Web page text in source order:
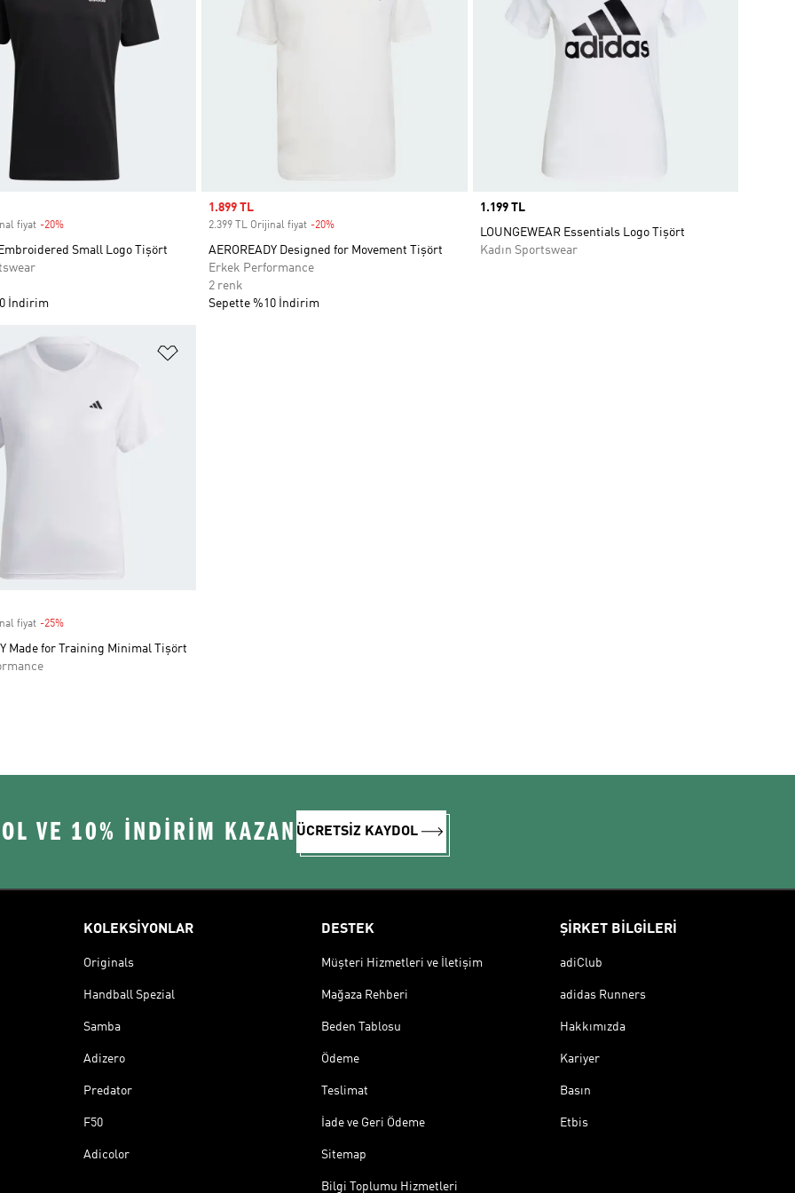
fiyat -20%Discount
Small Logo Tişört
İndirim
Sale price
1.899 TL
2.399 TL Orijinal fiyat -20%
AEROREADY Designed for Movement Tişört
Erkek Performance
2 renk
Sepette %10 İndirim
Price
1.199 TL
LOUNGEWEAR Essentials Logo Tişört
Kadın Sportswear
Ekle
fiyat -25%Discount
Made for Training Minimal Tişört
VE 10% İNDİRİM KAZAN ÜCRETSİZ KAYDOL
KOLEKSİYONLAR
Originals
Handball Spezial
Samba
Adizero
Predator
F50
Adicolor
DESTEK
Müşteri Hizmetleri ve İletişim
Mağaza Rehberi
Beden Tablosu
Ödeme
Teslimat
İade ve Geri Ödeme
Sitemap
Bilgi Toplumu Hizmetleri
ŞİRKET BİLGİLERİ
adiClub
adidas Runners
Hakkımızda
Kariyer
Basın
Etbis